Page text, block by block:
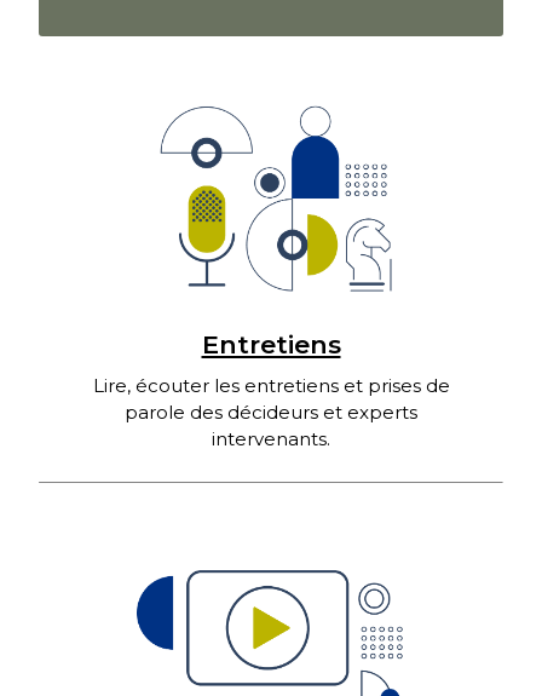
Entretiens
Lire, écouter les entretiens et prises de
parole des décideurs et experts
intervenants.